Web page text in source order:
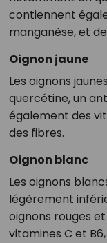
contiennent
manganèse, et
Oignon jaune
Les oignons
quercétine, un
également des
des fibres.
Oignon blanc
Les oignons
légèrement
oignons rouges
vitamines C et